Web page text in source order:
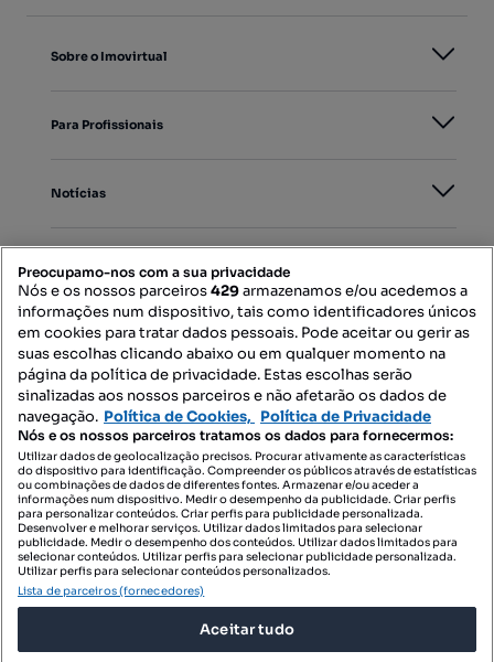
Sobre o Imovirtual
Para Profissionais
Notícias
Mapa do Site
Contacte-nos
SIGA-NOS:
DESCARREGAR NA:
Preocupamo-nos com a sua privacidade
Nós e os nossos parceiros429armazenamos e/ou acedemos a
informações num dispositivo, tais como identificadores únicos
em cookies para tratar dados pessoais. Pode aceitar ou gerir as
suas escolhas clicando abaixo ou em qualquer momento na
página da política de privacidade. Estas escolhas serão
sinalizadas aos nossos parceiros e não afetarão os dados de
navegação. Política de Cookies, Política de Privacidade
Nós e os nossos parceiros tratamos os dados para fornecermos:
Utilizar dados de geolocalização precisos. Procurar ativamente as características
do dispositivo para identificação. Compreender os públicos através de estatísticas
ou combinações de dados de diferentes fontes. Armazenar e/ou aceder a
informações num dispositivo. Medir o desempenho da publicidade. Criar perfis
para personalizar conteúdos. Criar perfis para publicidade personalizada.
Desenvolver e melhorar serviços. Utilizar dados limitados para selecionar
publicidade. Medir o desempenho dos conteúdos. Utilizar dados limitados para
selecionar conteúdos. Utilizar perfis para selecionar publicidade personalizada.
Utilizar perfis para selecionar conteúdos personalizados.
Lista de parceiros (fornecedores)
Aceitar tudo